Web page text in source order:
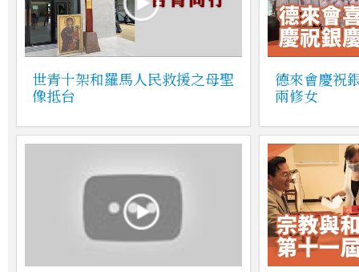
世青十架和羅馬人民救援之母聖
像抵台
德來會慶祝
兩修女